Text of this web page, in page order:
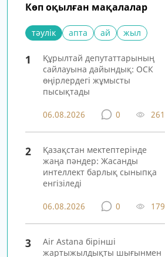
Көп оқылған мақалалар
тәулік апта ай жыл
1
Құрылтай депутаттарының
сайлауына дайындық: ОСК
өңірлердегі жұмысты
пысықтады
06.08.2026 0 261
2
Қазақстан мектептерінде
жаңа пәндер: Жасанды
интеллект барлық сыныпқа
енгізіледі
06.08.2026 0 179
3
Air Astana бірінші
жартыжылдықты шығынмен